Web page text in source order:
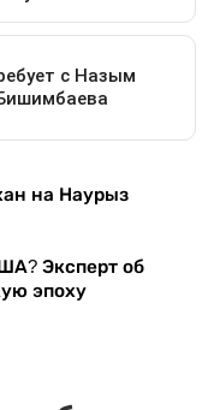
на Наурыз
Эксперт об
эпоху